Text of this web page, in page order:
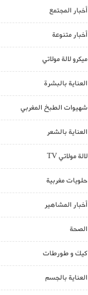
أخبار المجتمع
أخبار متنوعة
ميكرو لالة مولاتي
العناية بالبشرة
شهيوات الطبخ المغربي
العناية بالشعر
لالة مولاتي TV
حلويات مغربية
أخبار المشاهير
الصحة
كيك و طورطات
العناية بالجسم